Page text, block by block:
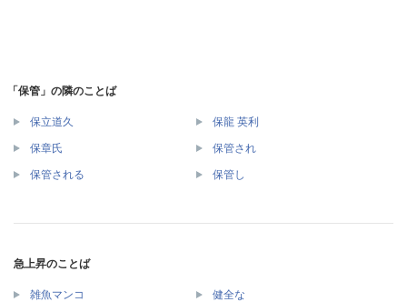
「保管」の隣のことば
保立道久 保龍 英利
保章氏 保管され
保管される 保管し
急上昇のことば
雑魚マンコ 健全な